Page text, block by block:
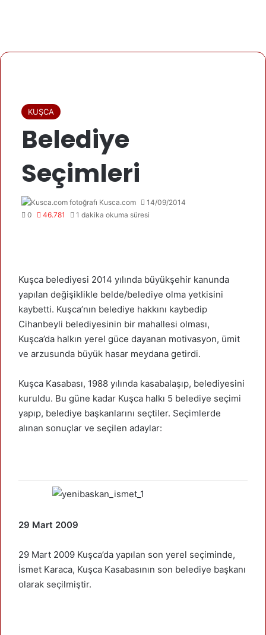
KUŞCA
Belediye
Seçimleri
Kusca.com
14/09/2014
0
46.781 1 dakika okuma süresi
Kuşca belediyesi 2014 yılında büyükşehir kanunda
yapılan değişiklikle belde/belediye olma yetkisini
kaybetti. Kuşca’nın belediye hakkını kaybedip
Cihanbeyli belediyesinin bir mahallesi olması,
Kuşca’da halkın yerel güce dayanan motivasyon, ümit
ve arzusunda büyük hasar meydana getirdi.
Kuşca Kasabası, 1988 yılında kasabalaşıp, belediyesini
kuruldu. Bu güne kadar Kuşca halkı 5 belediye seçimi
yapıp, belediye başkanlarını seçtiler. Seçimlerde
alınan sonuçlar ve seçilen adaylar:
29 Mart 2009
29 Mart 2009 Kuşca’da yapılan son yerel seçiminde,
İsmet Karaca, Kuşca Kasabasının son belediye başkanı
olarak seçilmiştir.